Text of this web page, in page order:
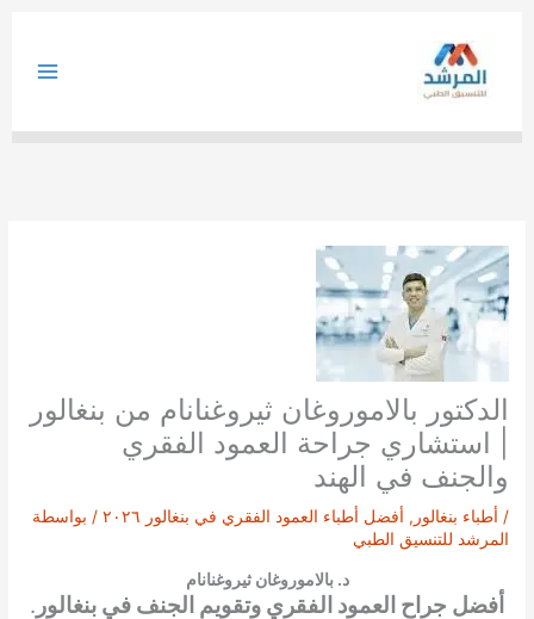
الدكتور بالاموروغان ثيروغنانام من بنغالور
| استشاري جراحة العمود الفقري
والجنف في الهند
/ أطباء بنغالور , أفضل أطباء العمود الفقري في بنغالور ٢٠٢٦
/ بواسطة
المرشد للتنسيق الطبي
د. بالاموروغان ثيروغنانام
أفضل جراح العمود الفقري وتقويم الجنف في بنغالور .